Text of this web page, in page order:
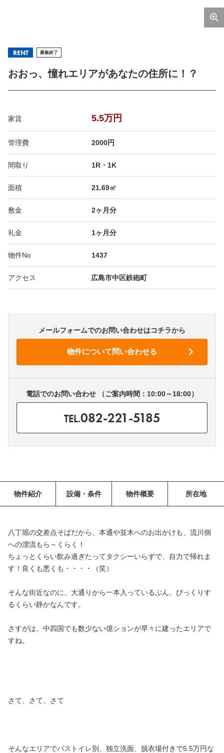
RENT 募集終了
おおっ、憧れエリアがあなたの住所に！？
家賃 5.5万円
管理費 2000円
間取り 1R・1K
面積 21.69㎡
敷金 2ヶ月分
礼金 1ヶ月分
物件No 1437
アクセス 広島市中区鉄砲町
メールフォームでのお問い合わせはコチラから
電話でのお問い合わせ （ご案内時間：10:00～18:00）
TEL.082-221-5185
物件紹介 設備・条件 物件概要 所在地
八丁堀の交差点そばだから、本通や並木へのお出かけも、流川側
への漂流もら～くらく！
ちょっとくらい飲み過ぎたってタクシーいらずで、自力で帰れま
す！良くも悪くも・・・・（笑）
そんな街近なのに、大通りから一本入っているぶん、びっくりす
るくらい静かなんです。
さすがは、中四国でも数少ない億ションが早々に建ったエリアで
すね。
さて、さて、さて
そんなエリアでバストイレ別、独立洗面、脱衣場付きで5.5万円な